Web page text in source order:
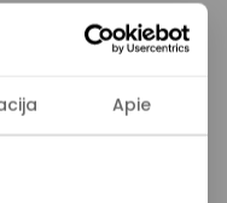
Apie
tiems, kurių
„City“ širdis –
Europos prekės
miesto